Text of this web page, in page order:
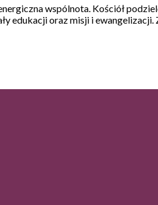
wspólnota. Kościół
edukacji oraz misji i